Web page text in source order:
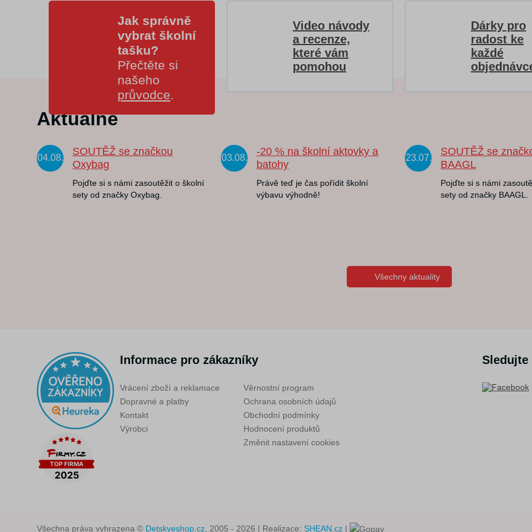
Jak správně
vybrat školní
tašku?
Přečtěte si
našeho
průvodce.
Video návody
a recenze,
které vám
pomohou
Dárky pro
radost ke
každé
Aktuálně
04.08.
SOUTĚŽ se značkou
Oxybag
Pojďte si s námi zasoutěžit o školní
sety od značky Oxybag.
03.08.
-20 % na školní aktovky a
batohy
Právě teď je čas pořídit školní
výbavu výhodně!
23.07.
SOUTĚŽ se
BAAGL
Pojďte si s námi
sety od značky BAAGL.
Všechny aktuality
Informace pro zákazníky
Vrácení zboží a reklamace
Dopravné a platby
Kontakt
Výrobci
Věrnostní program
Ochrana osobních údajů
Obchodní podmínky
Hodnocení produktů
Změnit nastavení cookies
Sledujte
Všechna práva vyhrazena © Detskyeshop.cz , 2005 - 2026 | Realizace: SHEAN.cz |